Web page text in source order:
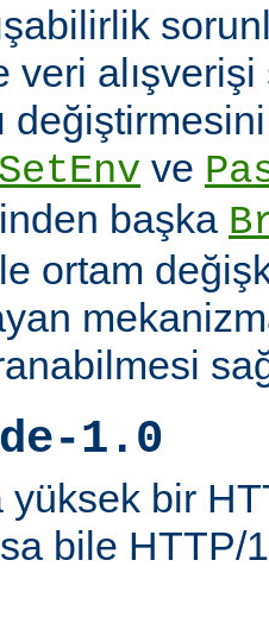
alışverişi
SetEnv ve
başka
ortam
1.0
yüksek bir
bile